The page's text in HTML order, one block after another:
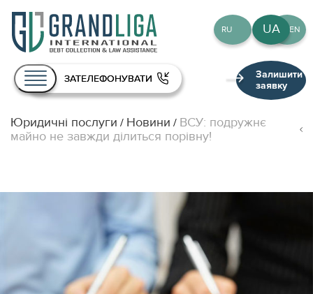
Про нас
UA EN
UA
RU EN
ЗАТЕЛЕФОНУВАТИ
Залишити
заявку
Юридичні послуги / Новини / ВСУ: подружнє
майно не завжди ділиться порівну!